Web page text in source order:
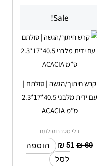
Sale!
קרש חיתוך/הגשה | סולתם |
עם ידית מלבני 40.5*17*2.3
ס”מ ACACIA
כלי מטבח סולתם
₪60
₪ 51
הוספה
לסל